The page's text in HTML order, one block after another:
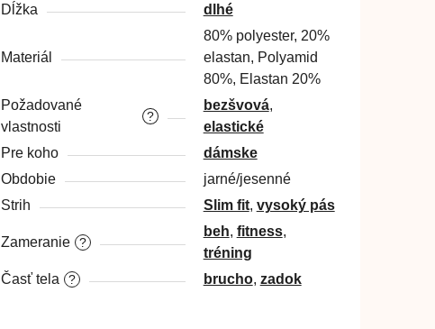
Dĺžka
dlhé
Materiál
80% polyester, 20%
elastan, Polyamid
80%, Elastan 20%
?
Požadované
vlastnosti
bezšvová,
elastické
Pre koho
dámske
Obdobie
jarné/jesenné
Strih
Slim fit, vysoký pás
?
Zameranie
beh, fitness,
tréning
?
Časť tela brucho, zadok